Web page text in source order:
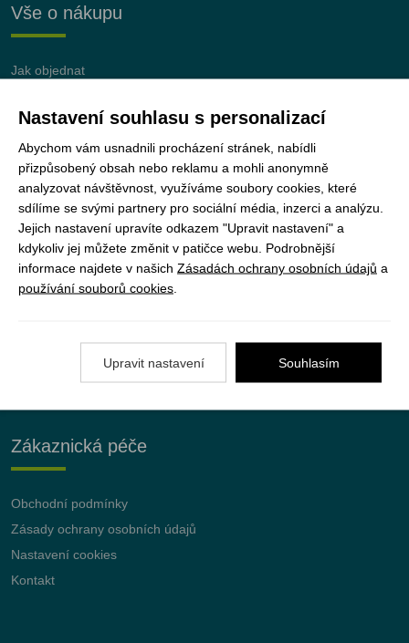
Vše o nákupu
Jak objednat
Nejčastější dotazy (FAQ)
Podmínky vrácení peněz
JUNshop s.r.o.je 100% vlastněn organizací
Junák – český skaut, z.s.
Zákaznická péče
Obchodní podmínky
Zásady ochrany osobních údajů
Nastavení cookies
Kontakt
Nastavení souhlasu s personalizací
Abychom vám usnadnili procházení stránek, nabídli
přizpůsobený obsah nebo reklamu a mohli anonymně
analyzovat návštěvnost, využíváme soubory cookies, které
sdílíme se svými partnery pro sociální média, inzerci a analýzu.
Jejich nastavení upravíte odkazem "Upravit nastavení" a
kdykoliv jej můžete změnit v patičce webu. Podrobnější
informace najdete v našich Zásadách ochrany osobních údajů a
používání souborů cookies
Upravit nastavení Souhlasím